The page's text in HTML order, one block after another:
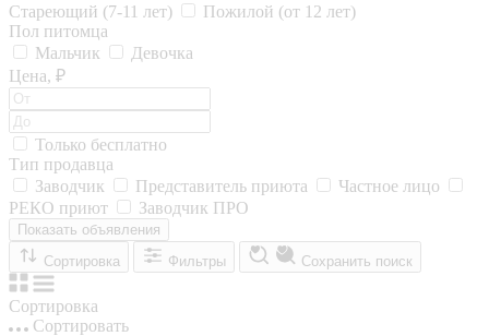
Стареющий (7-11 лет)
Пожилой (от 12 лет)
Пол питомца
Мальчик
Девочка
Цена, ₽
Только бесплатно
Тип продавца
Заводчик
Представитель приюта
Частное лицо
РЕКО приют
Заводчик ПРО
Показать объявления
Сортировка
Фильтры Сохранить поиск
Сортировка
Сортировать